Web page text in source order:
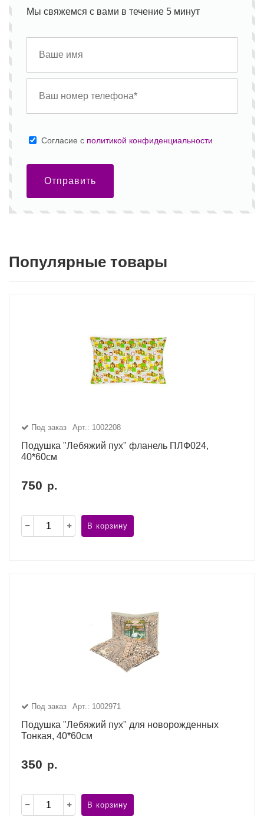
Мы свяжемся с вами в течение 5 минут
Cогласие с политикой конфиденциальности
Отправить
Популярные товары
Под заказ Арт.: 1002208
Подушка "Лебяжий пух" фланель ПЛФ024,
40*60см
750 р.
В корзину
Под заказ Арт.: 1002971
Подушка "Лебяжий пух" для новорожденных
Тонкая, 40*60см
350 р.
В корзину